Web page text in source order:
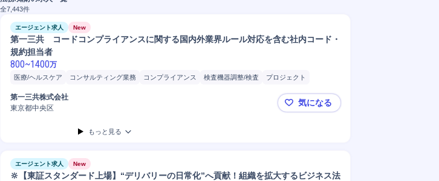
全7,443件
エージェント求人 New
第一三共 コードコンプライアンスに関する国内外業界ルール対応を含む社内コード・
規約担当者
800~1400万
医療/ヘルスケア コンサルティング業務 コンプライアンス 検査機器調整/検査 プロジェクト
第一三共株式会社
東京都中央区
第一三共 コードコンプライ
気になる
もっと見る
エージェント求人 New
🔆【東証スタンダード上場】“デリバリーの日常化”へ貢献！組織を拡大するビジネス法